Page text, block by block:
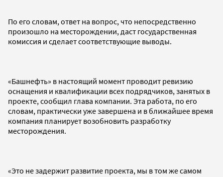
По его словам, ответ на вопрос, что непосредственно
произошло на месторождении, даст государственная
комиссия и сделает соответствующие выводы.
«Башнефть» в настоящий момент проводит ревизию
оснащения и квалификации всех подрядчиков, занятых в
проекте, сообщил глава компании. Эта работа, по его
словам, практически уже завершена и в ближайшее время
компания планирует возобновить разработку
месторождения.
«Это не задержит развитие проекта, мы в том же самом